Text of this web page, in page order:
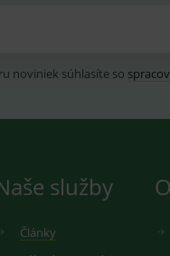
noviniek súhlasíte so
služby
Články